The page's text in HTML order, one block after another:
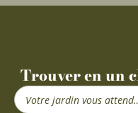
Trouver en un
Search
...